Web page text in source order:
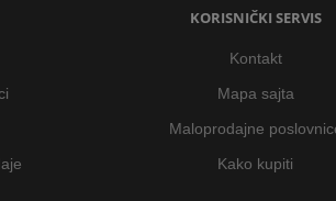
KORISNIČKI SERVIS
Kontakt
Mapa sajta
Maloprodajne
Kako kupiti